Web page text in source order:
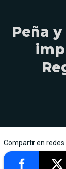
Peña
Compartir en redes